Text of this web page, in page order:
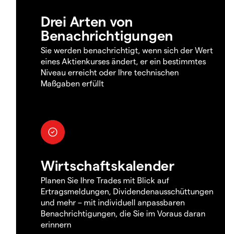
Drei Arten von
Benachrichtigungen
Sie werden benachrichtigt, wenn sich der Wert
eines Aktienkurses ändert, er ein bestimmtes
Niveau erreicht oder Ihre technischen
Maßgaben erfüllt
Wirtschaftskalender
Planen Sie Ihre Trades mit Blick auf
Ertragsmeldungen, Dividendenausschüttungen
und mehr – mit individuell anpassbaren
Benachrichtigungen, die Sie im Voraus daran
erinnern